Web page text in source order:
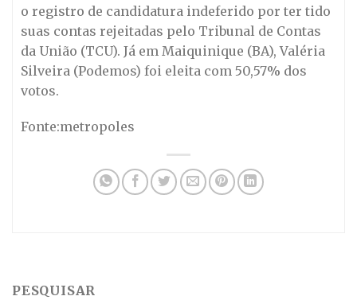
o registro de candidatura indeferido por ter tido
suas contas rejeitadas pelo Tribunal de Contas
da União (TCU). Já em Maiquinique (BA), Valéria
Silveira (Podemos) foi eleita com 50,57% dos
votos.
Fonte:metropoles
PESQUISAR